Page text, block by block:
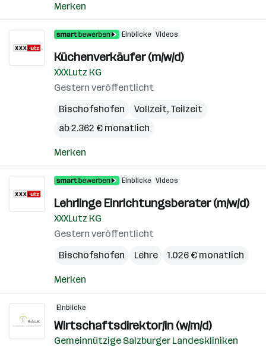
Merken
Einblicke Videos
Küchenverkäufer (m/w/d)
XXXLutz KG
Gestern veröffentlicht
Bischofshofen
Vollzeit, Teilzeit
ab 2.362 € monatlich
Merken
Einblicke Videos
Lehrlinge Einrichtungsberater (m/w/d)
XXXLutz KG
Gestern veröffentlicht
Bischofshofen
Lehre 1.026 € monatlich
Merken
Einblicke
Wirtschaftsdirektor/in (w/m/d)
Gemeinnützige Salzburger Landeskliniken